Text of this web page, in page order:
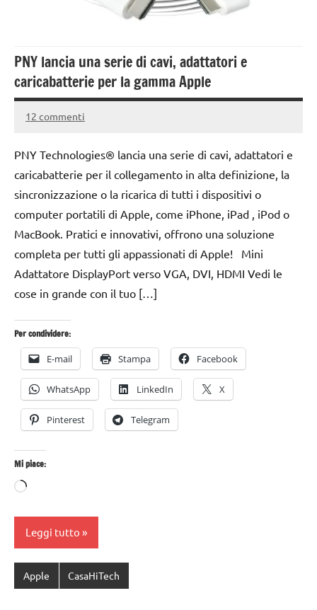
PNY lancia una serie di cavi, adattatori e
caricabatterie per la gamma Apple
27
2015
Andrea
12 commenti
PNY Technologies® lancia una serie di cavi, adattatori e
caricabatterie per il collegamento in alta definizione, la
sincronizzazione o la ricarica di tutti i dispositivi o
computer portatili di Apple, come iPhone, iPad , iPod o
MacBook. Pratici e innovativi, offrono una soluzione
completa per tutti gli appassionati di Apple! Mini
Adattatore DisplayPort verso VGA, DVI, HDMI Vedi le
cose in grande con il tuo […]
Per condividere:
E-mail Stampa Facebook
WhatsApp LinkedIn X
Pinterest Telegram
Mi piace:
Caricamento
corso…
Leggi tutto
Apple CasaHiTech